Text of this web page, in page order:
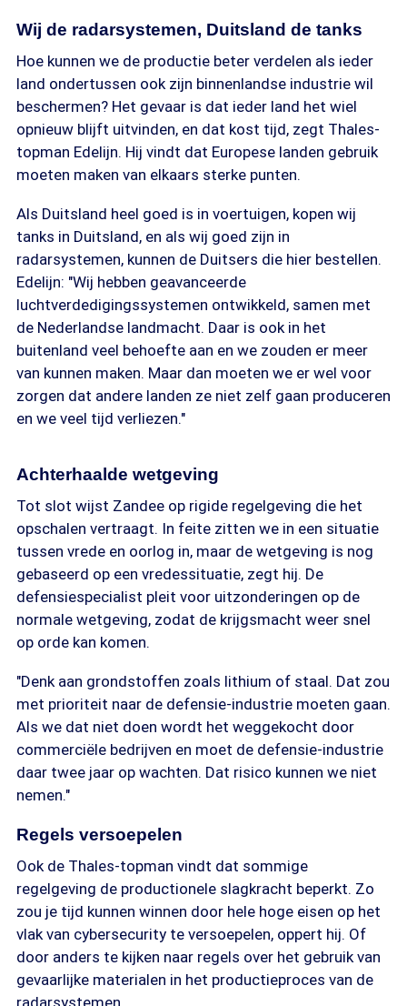
Wij de radarsystemen, Duitsland de tanks
Hoe kunnen we de productie beter verdelen als ieder
land ondertussen ook zijn binnenlandse industrie wil
beschermen? Het gevaar is dat ieder land het wiel
opnieuw blijft uitvinden, en dat kost tijd, zegt Thales-
topman Edelijn. Hij vindt dat Europese landen gebruik
moeten maken van elkaars sterke punten.
Als Duitsland heel goed is in voertuigen, kopen wij
tanks in Duitsland, en als wij goed zijn in
radarsystemen, kunnen de Duitsers die hier bestellen.
Edelijn: "Wij hebben geavanceerde
luchtverdedigingssystemen ontwikkeld, samen met
de Nederlandse landmacht. Daar is ook in het
buitenland veel behoefte aan en we zouden er meer
van kunnen maken. Maar dan moeten we er wel voor
zorgen dat andere landen ze niet zelf gaan produceren
en we veel tijd verliezen."
Achterhaalde wetgeving
Tot slot wijst Zandee op rigide regelgeving die het
opschalen vertraagt. In feite zitten we in een situatie
tussen vrede en oorlog in, maar de wetgeving is nog
gebaseerd op een vredessituatie, zegt hij. De
defensiespecialist pleit voor uitzonderingen op de
normale wetgeving, zodat de krijgsmacht weer snel
op orde kan komen.
"Denk aan grondstoffen zoals lithium of staal. Dat zou
met prioriteit naar de defensie-industrie moeten gaan.
Als we dat niet doen wordt het weggekocht door
commerciële bedrijven en moet de defensie-industrie
daar twee jaar op wachten. Dat risico kunnen we niet
nemen."
Regels versoepelen
Ook de Thales-topman vindt dat sommige
regelgeving de productionele slagkracht beperkt. Zo
zou je tijd kunnen winnen door hele hoge eisen op het
vlak van cybersecurity te versoepelen, oppert hij. Of
door anders te kijken naar regels over het gebruik van
gevaarlijke materialen in het productieproces van de
radarsystemen.